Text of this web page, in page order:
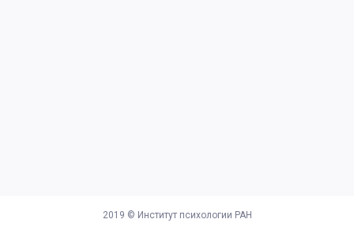
2019 © Институт психологии РАН